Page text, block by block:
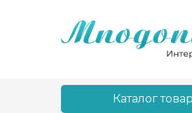
Каталог